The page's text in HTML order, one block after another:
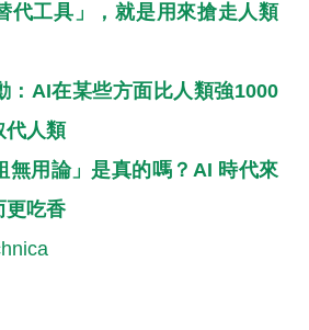
代工具」，就是用來搶走人類
：AI在某些方面比人類強1000
代人類
無用論」是真的嗎？AI 時代來
更吃香